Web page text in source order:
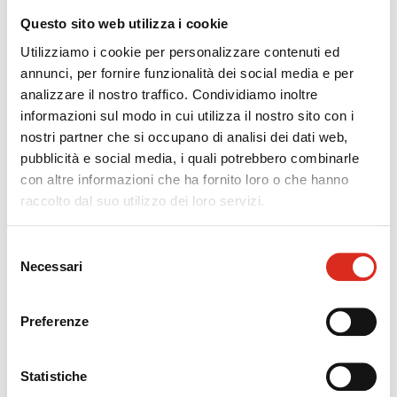
Questo sito web utilizza i cookie
Utilizziamo i cookie per personalizzare contenuti ed
annunci, per fornire funzionalità dei social media e per
analizzare il nostro traffico. Condividiamo inoltre
informazioni sul modo in cui utilizza il nostro sito con i
nostri partner che si occupano di analisi dei dati web,
pubblicità e social media, i quali potrebbero combinarle
con altre informazioni che ha fornito loro o che hanno
raccolto dal suo utilizzo dei loro servizi.
delNecessari
Preferenze
Statistiche
05/04/2017
Lean Administration: corso presso
Confindustria Mantova
Ottimizzazione dei processi non produttivi: LEAN
ADMINISTRATIONConfindustria Mantova, Venerdì 21
Aprile ore 14.30 - 18.30OBIETTIVI Applicare la lean
al miglioramento dei processi di amministrazione
convegno
Progesa S.p.A. ha collaborato alla realizzazione
del convegno Bilancio, OIC e nuovi principi